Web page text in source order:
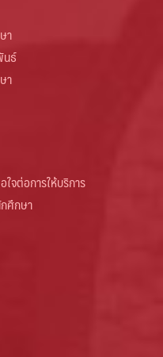
า
นธ์
า
จต่อการให้บริการ
ศึกษา